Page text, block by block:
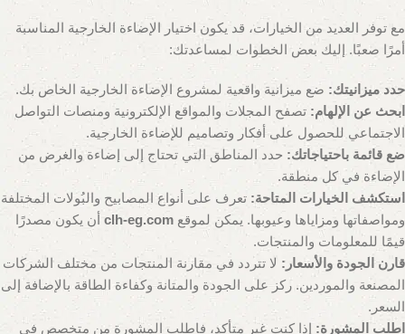
مع توفر العديد من الخيارات، قد يكون اختيار الإضاءة الخارجية المناسبة
أمرًا صعبًا. إليك بعض الخطوات لمساعدتك:
حدد ميزانيتك: ضع ميزانية واقعية لمشروع الإضاءة الخارجية الخاص بك.
ابحث عن الإلهام: تصفح المجلات والمواقع الإلكترونية ومنصات التواصل
الاجتماعي للحصول على أفكار وتصاميم للإضاءة الخارجية.
ضع قائمة باحتياجاتك: حدد المناطق التي تحتاج إلى إضاءة والغرض من
الإضاءة في كل منطقة.
استكشف الخيارات المتاحة: تعرف على أنواع المصابيح والبُولات المختلفة
ومواصفاتها ومزاياها وعيوبها. يمكن لموقع clh-eg.com أن يكون مصدرًا
قيمًا للمعلومات والمنتجات.
قارن الجودة والأسعار: لا تتردد في مقارنة المنتجات من مختلف الشركات
المصنعة والموردين. ركز على الجودة والمتانة وكفاءة الطاقة بالإضافة إلى
السعر.
اطلب المشورة: إذا كنت غير متأكد، فاطلب المشورة من متخصص في